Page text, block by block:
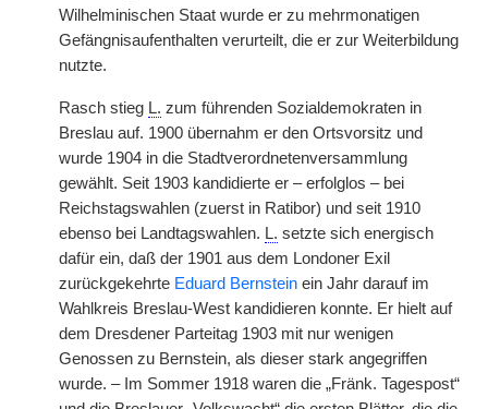
Wilhelminischen Staat wurde er zu mehrmonatigen
Gefängnisaufenthalten verurteilt, die er zur Weiterbildung
nutzte.
Rasch stieg L. zum führenden Sozialdemokraten in
Breslau auf. 1900 übernahm er den Ortsvorsitz und
wurde 1904 in die Stadtverordnetenversammlung
gewählt. Seit 1903 kandidierte er – erfolglos – bei
Reichstagswahlen (zuerst in Ratibor) und seit 1910
ebenso bei Landtagswahlen. L. setzte sich energisch
dafür ein, daß der 1901 aus dem Londoner Exil
zurückgekehrte Eduard Bernstein ein Jahr darauf im
Wahlkreis Breslau-West kandidieren konnte. Er hielt auf
dem Dresdener Parteitag 1903 mit nur wenigen
Genossen zu Bernstein, als dieser stark angegriffen
wurde. – Im Sommer 1918 waren die „Fränk. Tagespost“